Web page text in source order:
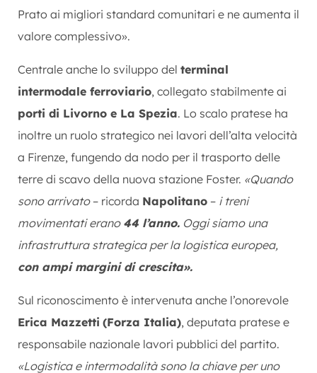
Prato ai migliori standard comunitari e ne aumenta il
valore complessivo».
Centrale anche lo sviluppo del terminal
intermodale ferroviario, collegato stabilmente ai
porti di Livorno e La Spezia. Lo scalo pratese ha
inoltre un ruolo strategico nei lavori dell’alta velocità
a Firenze, fungendo da nodo per il trasporto delle
terre di scavo della nuova stazione Foster. «Quando
sono arrivato– ricorda Napolitano – i treni
movimentati erano 44 l’anno. Oggi siamo una
infrastruttura strategica per la logistica europea,
con ampi margini di crescita».
Sul riconoscimento è intervenuta anche l’onorevole
Erica Mazzetti (Forza Italia), deputata pratese e
responsabile nazionale lavori pubblici del partito.
«Logistica e intermodalità sono la chiave per uno